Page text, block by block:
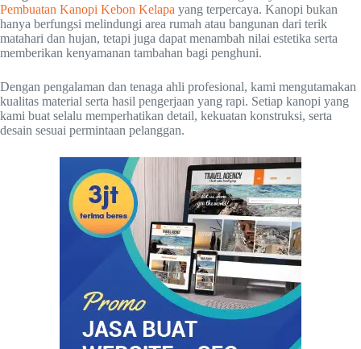
Pembuatan Kanopi Kebon Kelapa yang terpercaya. Kanopi bukan
hanya berfungsi melindungi area rumah atau bangunan dari terik
matahari dan hujan, tetapi juga dapat menambah nilai estetika serta
memberikan kenyamanan tambahan bagi penghuni.
Dengan pengalaman dan tenaga ahli profesional, kami mengutamakan
kualitas material serta hasil pengerjaan yang rapi. Setiap kanopi yang
kami buat selalu memperhatikan detail, kekuatan konstruksi, serta
desain sesuai permintaan pelanggan.